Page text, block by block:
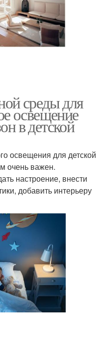
среды для
освещение
в детской
освещения для детской
очень важен.
настроение, внести
добавить интерьеру